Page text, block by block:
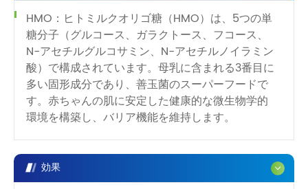
HMO：ヒトミルクオリゴ糖（HMO）は、5つの単
糖分子（グルコース、ガラクトース、フコース、
N-アセチルグルコサミン、N-アセチルノイラミン
酸）で構成されています。母乳に含まれる3番目に
多い固形成分であり、善玉菌のスーパーフードで
す。赤ちゃんの肌に安定した健康的な微生物学的
環境を構築し、バリア機能を維持します。
効果